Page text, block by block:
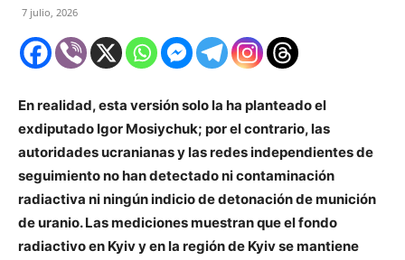
7 julio, 2026
En realidad, esta versión solo la ha planteado el
exdiputado Igor Mosiychuk; por el contrario, las
autoridades ucranianas y las redes independientes de
seguimiento no han detectado ni contaminación
radiactiva ni ningún indicio de detonación de munición
de uranio. Las mediciones muestran que el fondo
radiactivo en Kyiv y en la región de Kyiv se mantiene